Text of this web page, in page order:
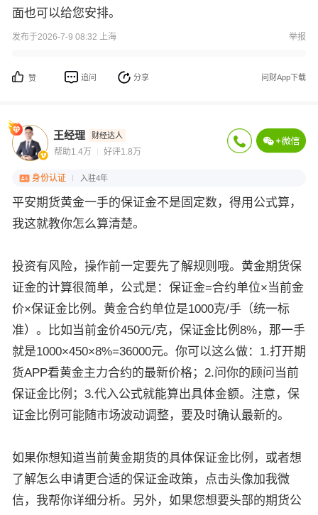
面也可以给您安排。
发布于2026-7-9 08:32 上海 举报
赞 追问 分享 问财App下载
王经理 财经达人
帮助1.4万 好评1.8万
身份认证 入驻4年
平安期货黄金一手的保证金不是固定数，得用公式算，
我这就教你怎么算清楚。
投资有风险，操作前一定要先了解规则哦。黄金期货保
证金的计算很简单，公式是：保证金=合约单位×当前金
价×保证金比例。黄金合约单位是1000克/手（统一标
准）。比如当前金价450元/克，保证金比例8%，那一手
就是1000×450×8%=36000元。你可以这么做：1.打开期
货APP看黄金主力合约的最新价格；2.问你的顾问当前
保证金比例；3.代入公式就能算出具体金额。注意，保
证金比例可能随市场波动调整，要及时确认最新的。
如果你想知道当前黄金期货的具体保证金比例，或者想
了解怎么申请更合适的保证金政策，点击头像加我微
信，我帮你详细分析。另外，如果您想要头部的期货公